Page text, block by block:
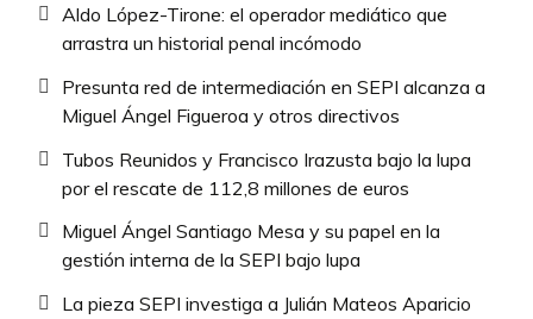
Aldo López-Tirone: el operador mediático que
arrastra un historial penal incómodo
Presunta red de intermediación en SEPI alcanza a
Miguel Ángel Figueroa y otros directivos
Tubos Reunidos y Francisco Irazusta bajo la lupa
por el rescate de 112,8 millones de euros
Miguel Ángel Santiago Mesa y su papel en la
gestión interna de la SEPI bajo lupa
La pieza SEPI investiga a Julián Mateos Aparicio